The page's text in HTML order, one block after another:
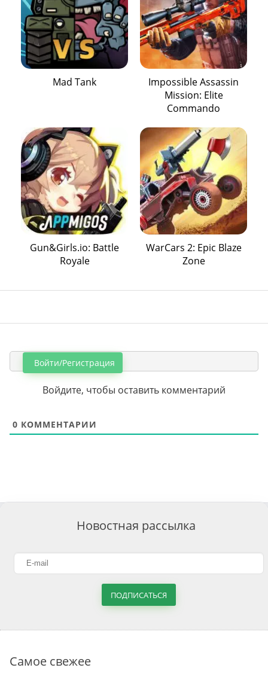
Mad Tank
Impossible Assassin
Mission: Elite
Commando
Gun&Girls.io: Battle
Royale
WarCars 2: Epic Blaze
Zone
Войти/Регистрация
Войдите, чтобы оставить комментарий
0 КОММЕНТАРИИ
Новостная рассылка
ПОДПИСАТЬСЯ
Самое свежее